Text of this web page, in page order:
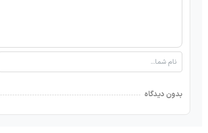
بدون دیدگاه